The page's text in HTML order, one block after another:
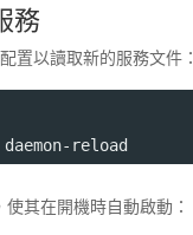
務
配置以讀取新的服務文件：
reload
其在開機時自動啟動：